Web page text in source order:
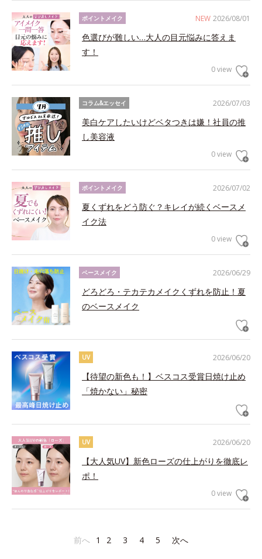
NEW 2026/08/01
ポイントメイク
色選びが難しい…大人の目元悩みに答えま
す！
0 view
2026/07/03
コラム&エッセイ
美白ケアしたいけどベタつきは嫌！社員の推
し美容液
0 view
2026/07/02
ポイントメイク
夏くずれをどう防ぐ？キレイが続くベースメ
イク法
0 view
2026/06/29
ベースメイク
どろどろ・テカテカメイクくずれを防止！夏
のベースメイク
2026/06/20
UV
【待望の新色も！】ベスコス受賞日焼け止め
「焼かない」秘密
2026/06/20
UV
【大人気UV】新色ローズの仕上がりを徹底レ
ポ！
0 view
前へ 1 2 3 4 5 次へ